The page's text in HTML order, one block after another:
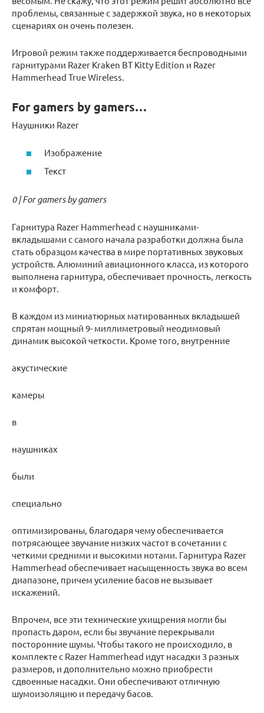
проблемы, связанные с задержкой звука, но в некоторых
сценариях он очень полезен.
Игровой режим также поддерживается беспроводными
гарнитурами Razer Kraken BT Kitty Edition и Razer
Hammerhead True Wireless.
For gamers by gamers…
Наушники Razer
Изображение
Текст
0 | For gamers by gamers
Гарнитура Razer Hammerhead с наушниками-
вкладышами с самого начала разработки должна была
стать образцом качества в мире портативных звуковых
устройств. Алюминий авиационного класса, из которого
выполнена гарнитура, обеспечивает прочность, легкость
и комфорт.
В каждом из миниатюрных матированных вкладышей
спрятан мощный 9- миллиметровый неодимовый
динамик высокой четкости. Кроме того, внутренние
акустические
камеры
в
наушниках
были
специально
оптимизированы, благодаря чему обеспечивается
потрясающее звучание низких частот в сочетании с
четкими средними и высокими нотами. Гарнитура Razer
Hammerhead обеспечивает насыщенность звука во всем
диапазоне, причем усиление басов не вызывает
искажений.
Впрочем, все эти технические ухищрения могли бы
пропасть даром, если бы звучание перекрывали
посторонние шумы. Чтобы такого не происходило, в
комплекте с Razer Hammerhead идут насадки 3 разных
размеров, и дополнительно можно приобрести
сдвоенные насадки. Они обеспечивают отличную
шумоизоляцию и передачу басов.